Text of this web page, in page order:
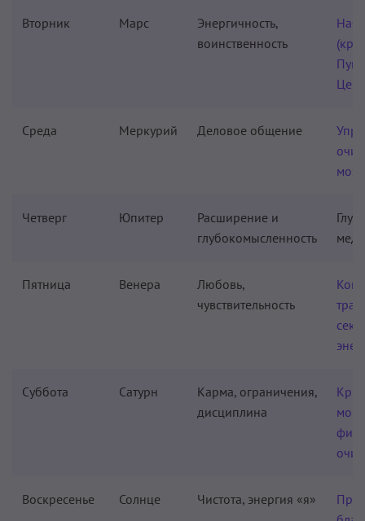
Вторник Марс
Энергичность,
воинственность
Среда Меркурий Деловое общение
мозг
Четверг Юпитер
Расширение и
глубокомысленность
Пятница Венера
Любовь,
чувствительность
Суббота Сатурн
Карма, ограничения,
дисциплина
Воскресенье Солнце Чистота, энергия «я»